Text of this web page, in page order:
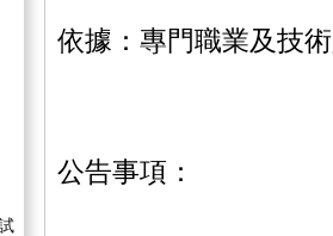
依據：專門職業及技
公告事項：